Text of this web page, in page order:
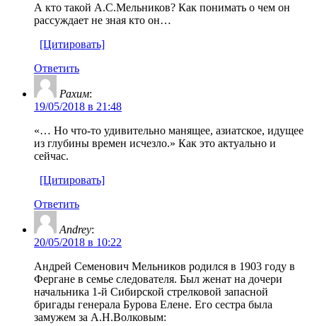
А кто такой А.С.Мельников? Как понимать о чем он
рассуждает не зная кто он…
[Цитировать]
Ответить
Рахим:
19/05/2018 в 21:48
«… Но что-то удивительно манящее, азиатское, идущее
из глубины времен исчезло.» Как это актуально и
сейчас.
[Цитировать]
Ответить
Andrey:
20/05/2018 в 10:22
Андрей Семенович Мельников родился в 1903 году в
Фергане в семье следователя. Был женат на дочери
начальника 1-й Сибирской стрелковой запасной
бригады генерала Бурова Елене. Его сестра была
замужем за А.Н.Волковым: